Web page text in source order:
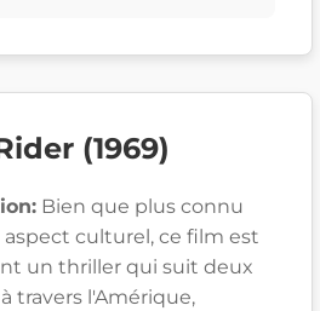
(1969)
Bien que plus connu
aspect culturel, ce film est
un thriller qui suit deux
travers l'Amérique,